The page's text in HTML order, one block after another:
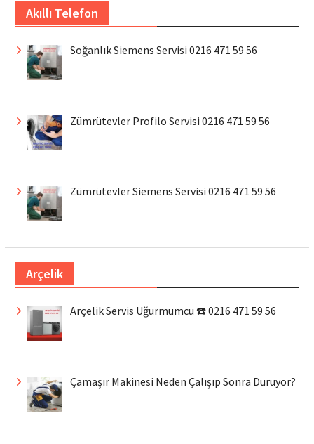
Akıllı Telefon
Soğanlık Siemens Servisi 0216 471 59 56
Zümrütevler Profilo Servisi 0216 471 59 56
Zümrütevler Siemens Servisi 0216 471 59 56
Arçelik
Arçelik Servis Uğurmumcu ☎️ 0216 471 59 56
Çamaşır Makinesi Neden Çalışıp Sonra Duruyor?